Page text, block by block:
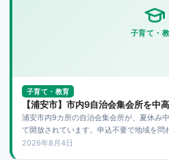
子育て・
子育て・教育
【浦安市】市内9自治会集会所を中
浦安市内9カ所の自治会集会所が、夏休み
て開放されています。申込不要で地域を問
の飲食も可能になりました。
2026年8月4日